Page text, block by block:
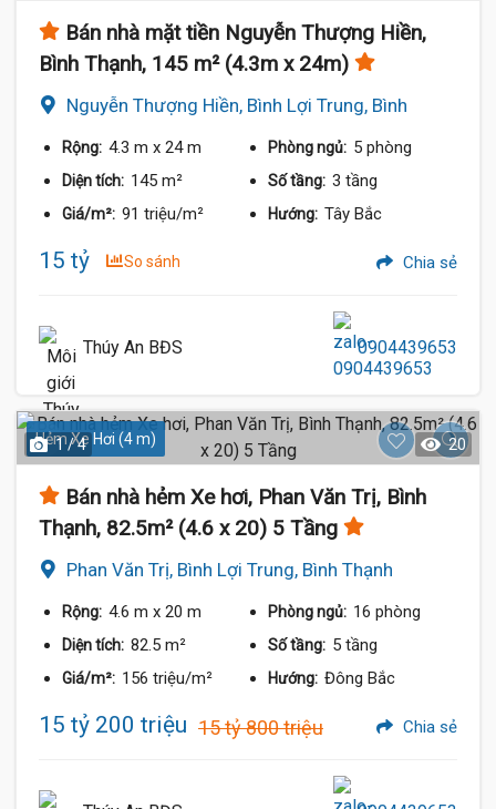
Bán nhà mặt tiền Nguyễn Thượng Hiền,
Bình Thạnh, 145 m² (4.3m x 24m)
Nguyễn Thượng Hiền, Bình Lợi Trung, Bình
Rộng: 4.3 m x 24 m Phòng ngủ: 5 phòng
Diện tích: 145 m² Số tầng: 3 tầng
Giá/m²: 91 triệu/m² Hướng: Tây Bắc
15 tỷ So sánh Chia sẻ
Thúy An BĐS 0904439653
Hẻm Xe Hơi (4 m)
1 / 4 20
Bán nhà hẻm Xe hơi, Phan Văn Trị, Bình
Thạnh, 82.5m² (4.6 x 20) 5 Tầng
Phan Văn Trị, Bình Lợi Trung, Bình Thạnh
Rộng: 4.6 m x 20 m Phòng ngủ: 16 phòng
Diện tích: 82.5 m² Số tầng: 5 tầng
Giá/m²: 156 triệu/m² Hướng: Đông Bắc
15 tỷ 200 triệu 15 tỷ 800 triệu Chia sẻ